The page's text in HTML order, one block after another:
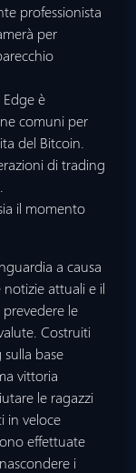
professionista
per
è
comuni per
del Bitcoin.
di trading
il momento
a causa
attuali e il
le
Costruiti
base
vittoria
le ragazzi
in veloce
effettuate
i